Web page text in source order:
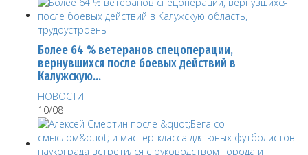
Более 64 % ветеранов спецоперации,
вернувшихся после боевых действий в
Калужскую…
НОВОСТИ
10/08